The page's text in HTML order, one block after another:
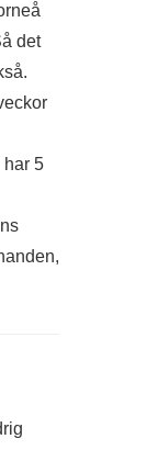
det
har 5